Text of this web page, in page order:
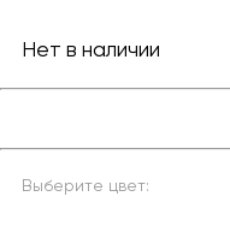
Нет в наличии
Выберите цвет: